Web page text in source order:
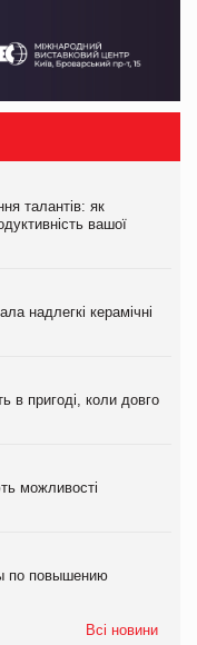
талантів: як
вашої
надлегкі керамічні
в пригоді, коли довго
можливості
по повышению
Всі новини